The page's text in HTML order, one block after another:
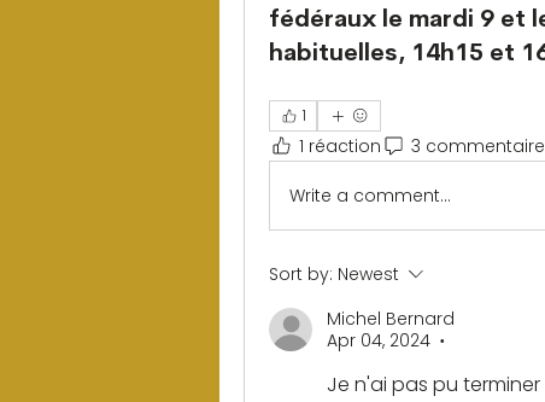
fédéraux le mardi 9 et
habituelles, 14h15 et
1
1 réaction 3
Write a comment...
Sort by: Newest
Michel Bernard
Apr 04, 2024
•
Je n'ai pas pu